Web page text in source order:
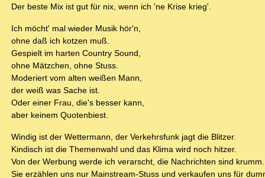
Der beste Mix ist gut für nix, wenn ich 'ne Krise krieg'.
Ich möcht' mal wieder Musik hör'n,
ohne daß ich kotzen muß.
Gespielt im harten Country Sound,
ohne Mätzchen, ohne Stuss.
Moderiert vom alten weißen Mann,
der weiß was Sache ist.
Oder einer Frau, die's besser kann,
aber keinem Quotenbiest.
Windig ist der Wettermann, der Verkehrsfunk jagt die Blitzer.
Kindisch ist die Themenwahl und das Klima wird noch hitzer.
Von der Werbung werde ich verarscht, die Nachrichten sind krumm.
Sie erzählen uns nur Mainstream-Stuss und verkaufen uns für